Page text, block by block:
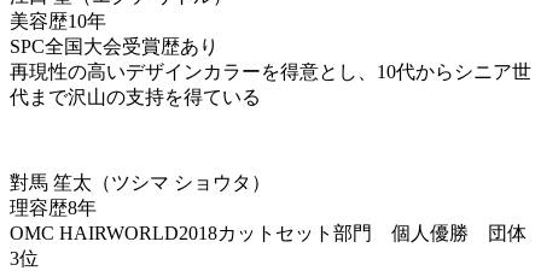
美容歴10年
SPC全国大会受賞歴あり
再現性の高いデザインカラーを得意とし、10代からシニア世
代まで沢山の支持を得ている
對馬 笙太（ツシマ ショウタ）
理容歴8年
OMC HAIRWORLD2018カットセット部門 個人優勝 団体
3位